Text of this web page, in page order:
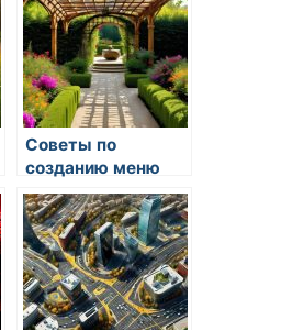
Советы по
созданию меню
для свадьбы